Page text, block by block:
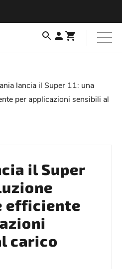
lancia il Super 11: una
per applicazioni sensibili al
il Super
efficiente
carico